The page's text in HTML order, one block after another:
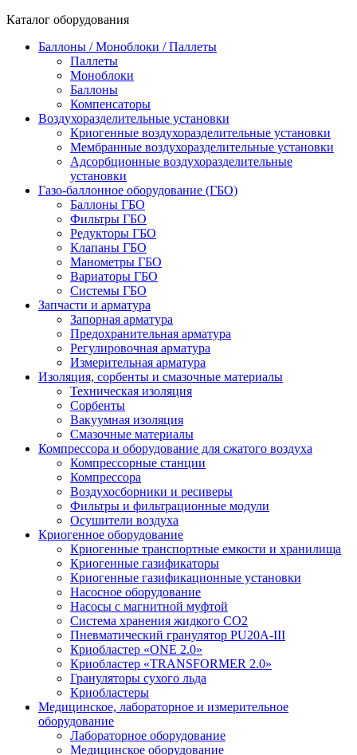
Каталог оборудования
Баллоны / Моноблоки / Паллеты
Паллеты
Моноблоки
Баллоны
Компенсаторы
Воздухоразделительные установки
Криогенные воздухоразделительные установки
Мембранные воздухоразделительные установки
Адсорбционные воздухоразделительные
установки
Газо-баллонное оборудование (ГБО)
Баллоны ГБО
Фильтры ГБО
Редукторы ГБО
Клапаны ГБО
Манометры ГБО
Вариаторы ГБО
Системы ГБО
Запчасти и арматура
Запорная арматура
Предохранительная арматура
Регулировочная арматура
Измерительная арматура
Изоляция, сорбенты и смазочные материалы
Техническая изоляция
Сорбенты
Вакуумная изоляция
Смазочные материалы
Компрессора и оборудование для сжатого воздуха
Компрессорные станции
Компрессора
Воздухосборники и ресиверы
Фильтры и фильтрационные модули
Осушители воздуха
Криогенное оборудование
Криогенные транспортные емкости и хранилища
Криогенные газификаторы
Криогенные газификационные установки
Насосное оборудование
Насосы с магнитной муфтой
Система хранения жидкого CO2
Пневматический гранулятор PU20A-III
Криобластер «ONE 2.0»
Криобластер «TRANSFORMER 2.0»
Грануляторы сухого льда
Криобластеры
Медицинское, лабораторное и измерительное
оборудование
Лабораторное оборудование
Медицинское оборудование